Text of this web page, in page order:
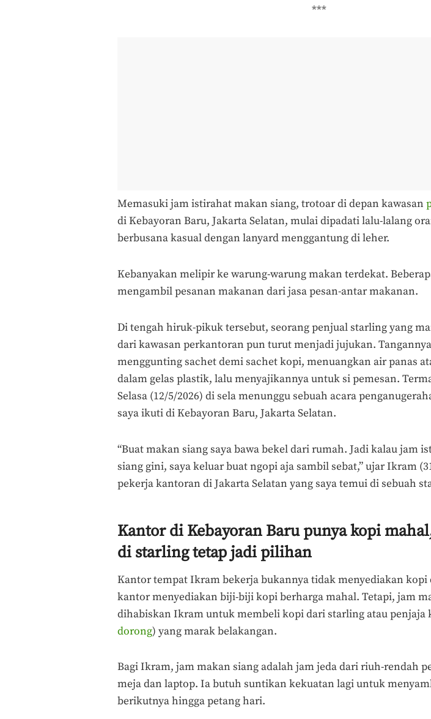
***
Memasuki jam istirahat makan siang, trotoar di depan kawasan
di Kebayoran Baru, Jakarta Selatan, mulai dipadati lalu-lalang
berbusana kasual dengan lanyard menggantung di leher.
Kebanyakan melipir ke warung-warung makan terdekat.
mengambil pesanan makanan dari jasa pesan-antar makanan.
Di tengah hiruk-pikuk tersebut, seorang penjual starling yang
dari kawasan perkantoran pun turut menjadi jujukan.
menggunting sachet demi sachet kopi, menuangkan air panas
dalam gelas plastik, lalu menyajikannya untuk si pemesan.
Selasa (12/5/2026) di sela menunggu sebuah acara
saya ikuti di Kebayoran Baru, Jakarta Selatan.
“Buat makan siang saya bawa bekel dari rumah. Jadi kalau jam
siang gini, saya keluar buat ngopi aja sambil sebat,” ujar Ikram
pekerja kantoran di Jakarta Selatan yang saya temui di sebuah
Kantor di Kebayoran Baru punya kopi
di starling tetap jadi pilihan
Kantor tempat Ikram bekerja bukannya tidak menyediakan kopi
kantor menyediakan biji-biji kopi berharga mahal. Tetapi, jam
dihabiskan Ikram untuk membeli kopi dari starling atau penjaja
dorong) yang marak belakangan.
Bagi Ikram, jam makan siang adalah jam jeda dari riuh-rendah
meja dan laptop. Ia butuh suntikan kekuatan lagi untuk
berikutnya hingga petang hari.